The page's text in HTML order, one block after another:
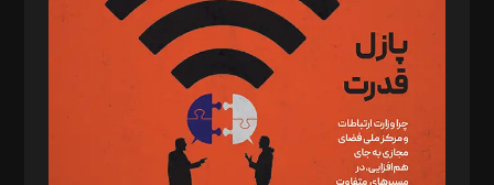
تحریریه‌: مجتبی محمود‌ی، آرش برهمند، یسنا امان‌پور، سروش کرمیان،
مصطفی مسجدی آرانی، ابوالفضل رجبی، زهرا فکرانه، فائزه فتحی
رستمی،مصطفی باستان
ویرایش: نگار استاد‌‌آقا
طراح یونیفرم: مجید توکلی
فیلمبرداری و عکاسی: امیر شفیعی، مانی لطفی زاده